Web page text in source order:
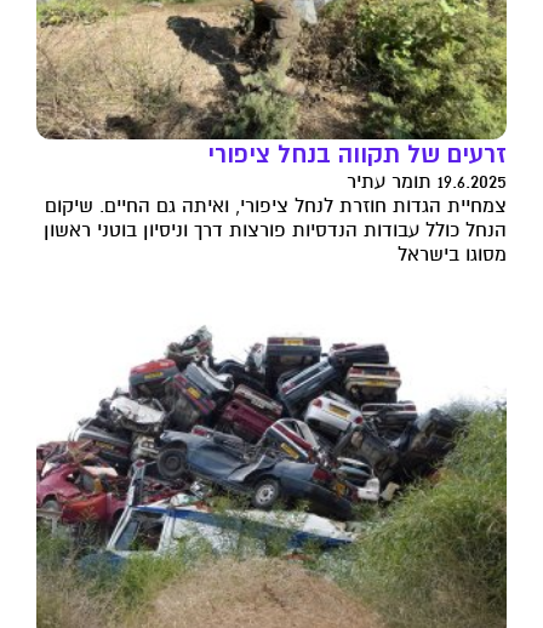
זרעים של תקווה בנחל ציפורי
19.6.2025 תומר עתיר
צמחיית הגדות חוזרת לנחל ציפורי, ואיתה גם החיים. שיקום
הנחל כולל עבודות הנדסיות פורצות דרך וניסיון בוטני ראשון
מסוגו בישראל